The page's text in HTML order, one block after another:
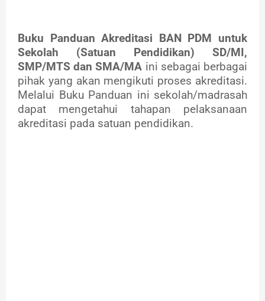
Buku Panduan Akreditasi BAN PDM untuk
Sekolah (Satuan Pendidikan) SD/MI,
SMP/MTS dan SMA/MA ini sebagai berbagai
pihak yang akan mengikuti proses akreditasi.
Melalui Buku Panduan ini sekolah/madrasah
dapat mengetahui tahapan pelaksanaan
akreditasi pada satuan pendidikan.